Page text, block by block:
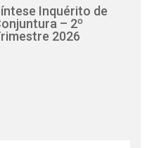
Inquérito de
– 2º
2026